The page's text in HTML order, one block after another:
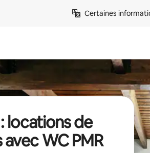
Certaines
locations de
WC PMR